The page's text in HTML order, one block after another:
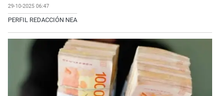
29-10-2025 06:47
PERFIL REDACCIÓN NEA